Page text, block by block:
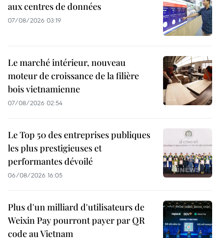
aux centres de données
07/08/2026 03:19
Le marché intérieur, nouveau
moteur de croissance de la filière
bois vietnamienne
07/08/2026 02:54
Le Top 50 des entreprises publiques
les plus prestigieuses et
performantes dévoilé
06/08/2026 16:05
Plus d'un milliard d'utilisateurs de
Weixin Pay pourront payer par QR
code au Vietnam